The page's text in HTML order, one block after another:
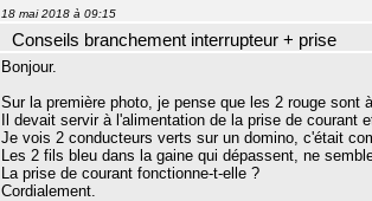
18 mai 2018 à 09:15
Conseils branchement interrupteur + prise
Bonjour.
Sur la première photo, je pense que les 2 rouge sont
Il devait servir à l'alimentation de la prise de courant
Je vois 2 conducteurs verts sur un domino, c'était
Les 2 fils bleu dans la gaine qui dépassent, ne
La prise de courant fonctionne-t-elle ?
Cordialement.